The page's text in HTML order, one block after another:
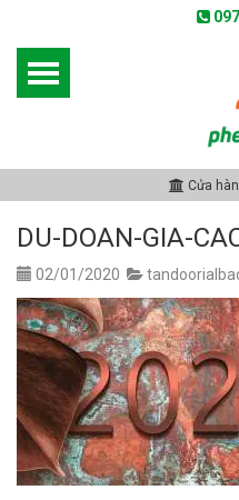
Cửa
DU-DOAN-GIA-
02/01/2020